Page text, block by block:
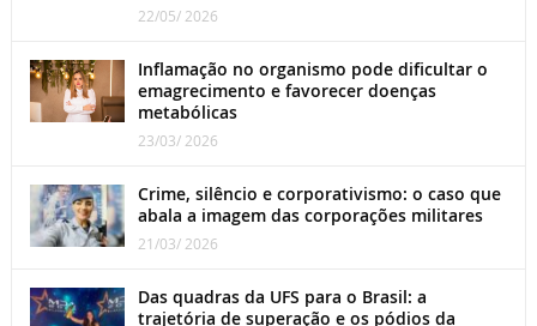
22/05/ 2026
Inflamação no organismo pode dificultar o
emagrecimento e favorecer doenças
metabólicas
23/03/ 2026
Crime, silêncio e corporativismo: o caso que
abala a imagem das corporações militares
21/03/ 2026
Das quadras da UFS para o Brasil: a
trajetória de superação e os pódios da